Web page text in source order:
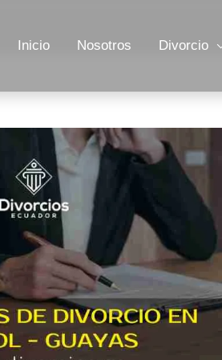
Inicio Nosotros Divorcio